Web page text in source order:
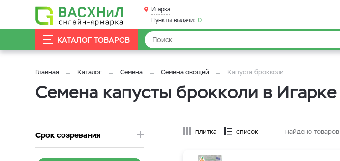
Игарка
Пункты выдачи: 0
КАТАЛОГ ТОВАРОВ
Главная Каталог Семена Семена овощей Капуста брокколи
Семена капусты брокколи в Игарке
Срок созревания плитка список найдено товаров: